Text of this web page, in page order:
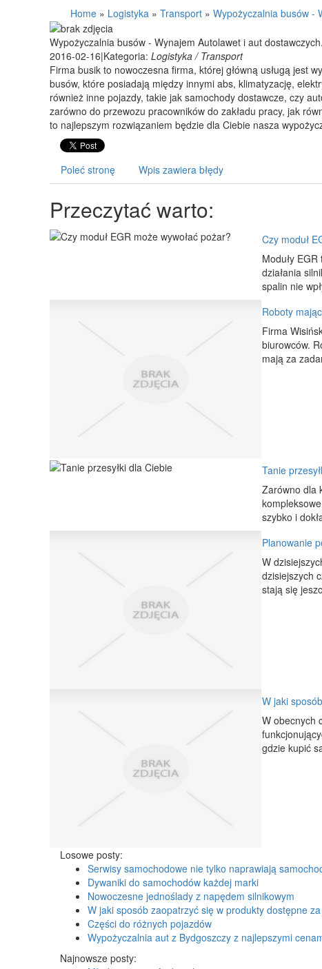
Home » Logistyka » Transport » Wypożyczalnia busów -
Wypożyczalnia busów - Wynajem Autolawet i aut dostawczych.
2016-02-16|Kategoria: Logistyka / Transport
Firma busik to nowoczesna firma, której główną usługą jest
busów, które posiadają między innymi abs, klimatyzację,
również inne pojazdy, takie jak samochody dostawcze, czy
zarówno do przewozu pracowników do zakładu pracy, jak
to najlepszym rozwiązaniem będzie dla Ciebie nasza
Poleć stronę Wpis zawiera błędy
Przeczytać warto:
Czy moduł
Moduły
działania
spalin nie
Roboty
Firma
biurowców.
mają za
Tanie
Zarówno dla
szybko i
Planowanie
W
dzisiejszych
stają się
W jaki
W obecnych
gdzie kupić
Losowe posty:
Serwisy samochodowe nie tylko naprawiają
Dywaniki do samochodów każdej marki
Nowoczesne jednoślady z napędem silnikowym
W jaki sposób zaopatrzyć się w produkty dostępne
Części do różnych pojazdów
Wypożyczalnia aut z Bydgoszczy z najlepszymi
Najnowsze posty: